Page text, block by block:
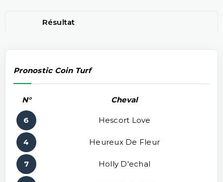
Résultat
Pronostic Coin Turf
N° Cheval
6 Hescort Love
4 Heureux De Fleur
7 Holly D'echal